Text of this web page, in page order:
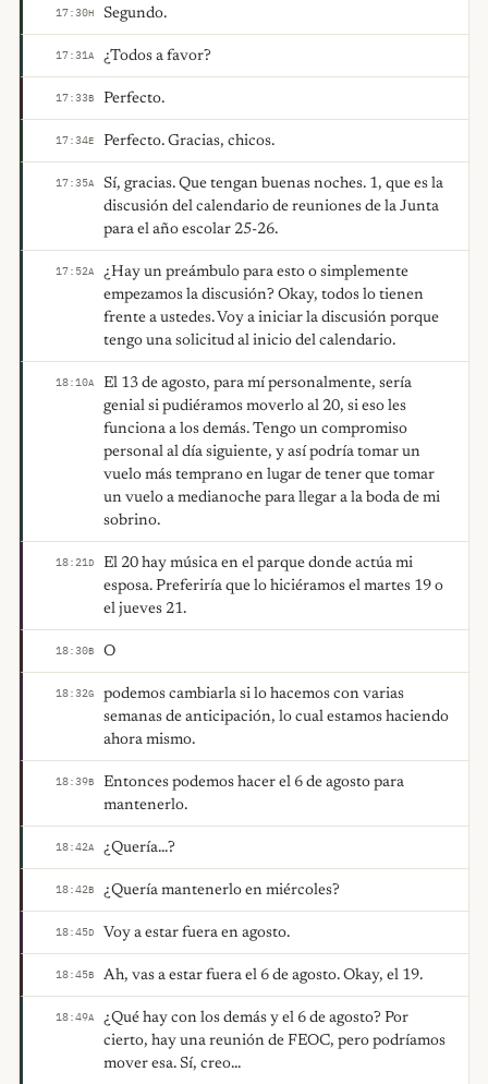
17:30H Segundo.
17:31A ¿Todos a favor?
17:33B Perfecto.
17:34E Perfecto. Gracias, chicos.
17:35A
Sí, gracias. Que tengan buenas noches. 1, que es la
discusión del calendario de reuniones de la Junta
para el año escolar 25-26.
17:52A
¿Hay un preámbulo para esto o simplemente
empezamos la discusión? Okay, todos lo tienen
frente a ustedes. Voy a iniciar la discusión porque
tengo una solicitud al inicio del calendario.
18:10A
El 13 de agosto, para mí personalmente, sería
genial si pudiéramos moverlo al 20, si eso les
funciona a los demás. Tengo un compromiso
personal al día siguiente, y así podría tomar un
vuelo más temprano en lugar de tener que tomar
un vuelo a medianoche para llegar a la boda de mi
sobrino.
18:21D
El 20 hay música en el parque donde actúa mi
esposa. Preferiría que lo hiciéramos el martes 19 o
el jueves 21.
18:30B O
18:32G
podemos cambiarla si lo hacemos con varias
semanas de anticipación, lo cual estamos haciendo
ahora mismo.
18:39B
Entonces podemos hacer el 6 de agosto para
mantenerlo.
18:42A ¿Quería...?
18:42B ¿Quería mantenerlo en miércoles?
18:45D Voy a estar fuera en agosto.
18:45B Ah, vas a estar fuera el 6 de agosto. Okay, el 19.
18:49A
¿Qué hay con los demás y el 6 de agosto? Por
cierto, hay una reunión de FEOC, pero podríamos
mover esa. Sí, creo...